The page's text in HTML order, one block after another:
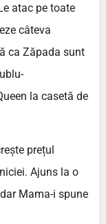
atac pe toate
câteva
ca Zăpada sunt
la casetă de
prețul
Ajuns la o
Mama-i spune